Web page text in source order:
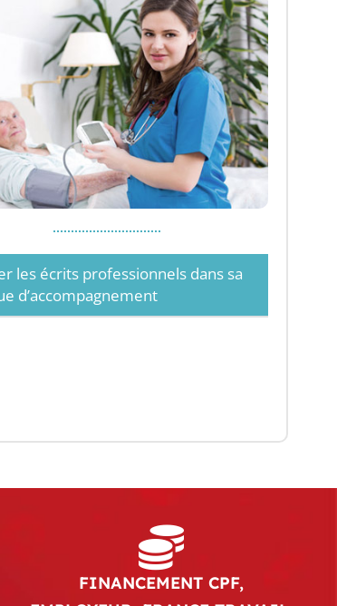
les écrits professionnels dans sa
d’accompagnement
FINANCEMENT CPF,
Brochures
Dossier
d'inscription